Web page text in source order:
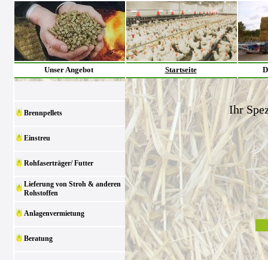
Unser Angebot Startseite
Brennpellets
Einstreu
Rohfaserträger/ Futter
Lieferung von Stroh & anderen
Rohstoffen
Anlagenvermietung
Beratung
Ihr